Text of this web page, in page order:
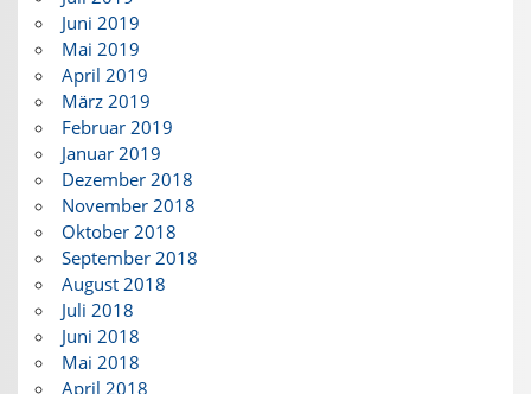
Juni 2019
Mai 2019
April 2019
März 2019
Februar 2019
Januar 2019
Dezember 2018
November 2018
Oktober 2018
September 2018
August 2018
Juli 2018
Juni 2018
Mai 2018
April 2018